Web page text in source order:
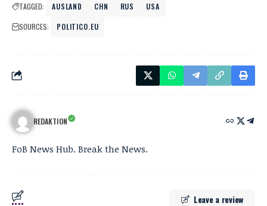
TAGGED: AUSLAND CHN RUS
USA
SOURCES:
POLITICO.EU
REDAKTION
FoB News Hub. Break the News.
Leave a review